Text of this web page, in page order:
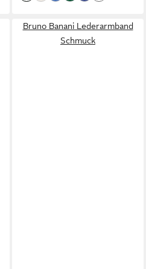
Bruno Banani Lederarmband
Schmuck